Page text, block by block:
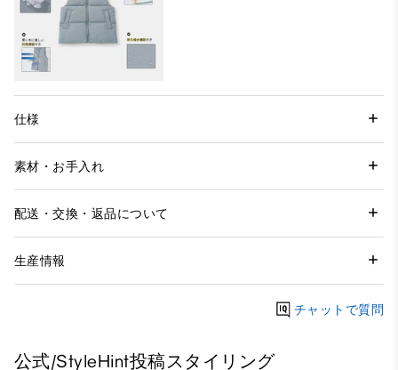
仕様
素材・お手入れ
配送・交換・返品について
生産情報
チャットで質問
公式/StyleHint投稿スタイリング